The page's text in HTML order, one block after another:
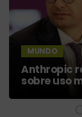
MUNDO
Anthropic
sobre uso